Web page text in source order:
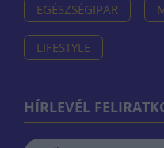
EGÉSZSÉGIPAR
LIFESTYLE
HÍRLEVÉL